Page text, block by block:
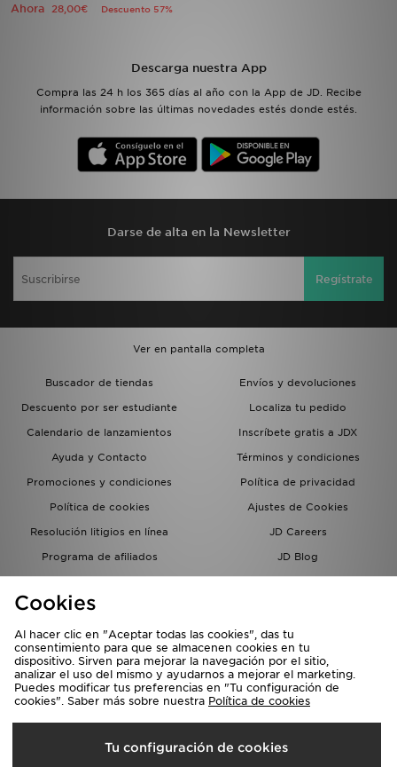
Ahora 28,00€ Descuento 57%
Descarga nuestra App
Compra las 24 h los 365 días al año con la App de JD. Recibe
información sobre las últimas novedades estés donde estés.
Darse de alta en la Newsletter
Regístrate
Ver en pantalla completa
Buscador de tiendas
Envíos y devoluciones
Descuento por ser estudiante
Localiza tu pedido
Calendario de lanzamientos
Inscríbete gratis a JDX
Ayuda y Contacto
Términos y condiciones
Promociones y condiciones
Política de privacidad
Política de cookies
Ajustes de Cookies
Resolución litigios en línea
JD Careers
Programa de afiliados
JD Blog
del grupo JD - Whistleblowing
Selecciona País
España
MI JD
Cookies
Al hacer clic en "Aceptar todas las cookies", das tu
consentimiento para que se almacenen cookies en tu
dispositivo. Sirven para mejorar la navegación por el sitio,
analizar el uso del mismo y ayudarnos a mejorar el marketing.
Puedes modificar tus preferencias en "Tu configuración de
cookies". Saber más sobre nuestra Política de cookies
Tu configuración de cookies